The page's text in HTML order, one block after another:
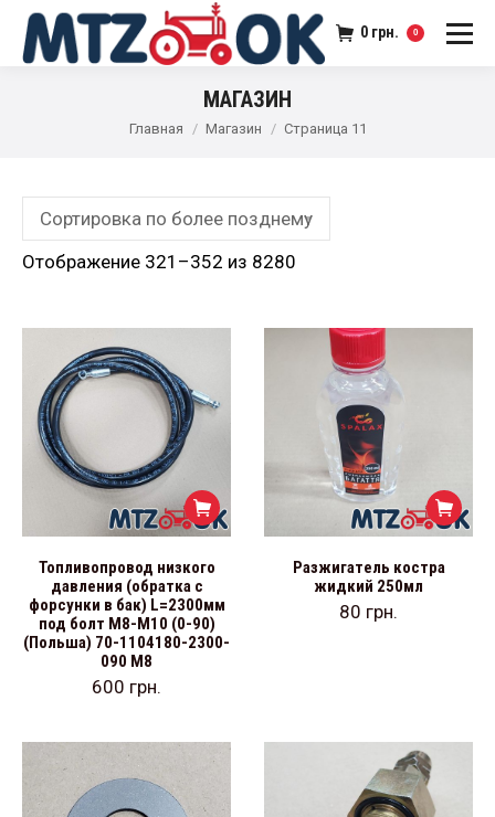
0 грн. 0
МАГАЗИН
Главная Магазин Страница 11
Отображение 321–352 из 8280
Топливопровод низкого
давления (обратка с
форсунки в бак) L=2300мм
под болт М8-М10 (0-90)
(Польша) 70-1104180-2300-
090 М8
600 грн.
Разжигатель костра
жидкий 250мл
80 грн.